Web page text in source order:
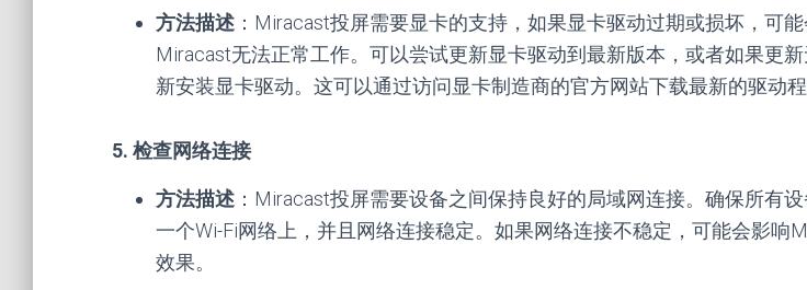
方法描述 ：Miracast投屏需要显卡的支持，如果显卡驱动过期或损坏，可
Miracast无法正常工作。可以尝试更新显卡驱动到最新版本，或者如果更
新安装显卡驱动。这可以通过访问显卡制造商的官方网站下载最新的驱动程
5. 检查网络连接
方法描述 ：Miracast投屏需要设备之间保持良好的局域网连接。确保所有
一个Wi-Fi网络上，并且网络连接稳定。如果网络连接不稳定，可能会影响
效果。